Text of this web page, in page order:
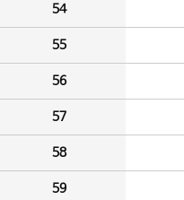
54
55
56
57
58
59